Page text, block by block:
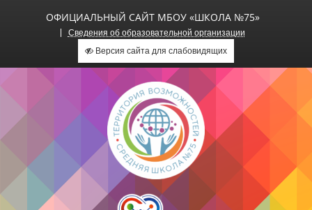
ОФИЦИАЛЬНЫЙ САЙТ МБОУ «ШКОЛА №75»
Сведения об образовательной организации
Версия сайта для слабовидящих
Официальный сайт МБОУ